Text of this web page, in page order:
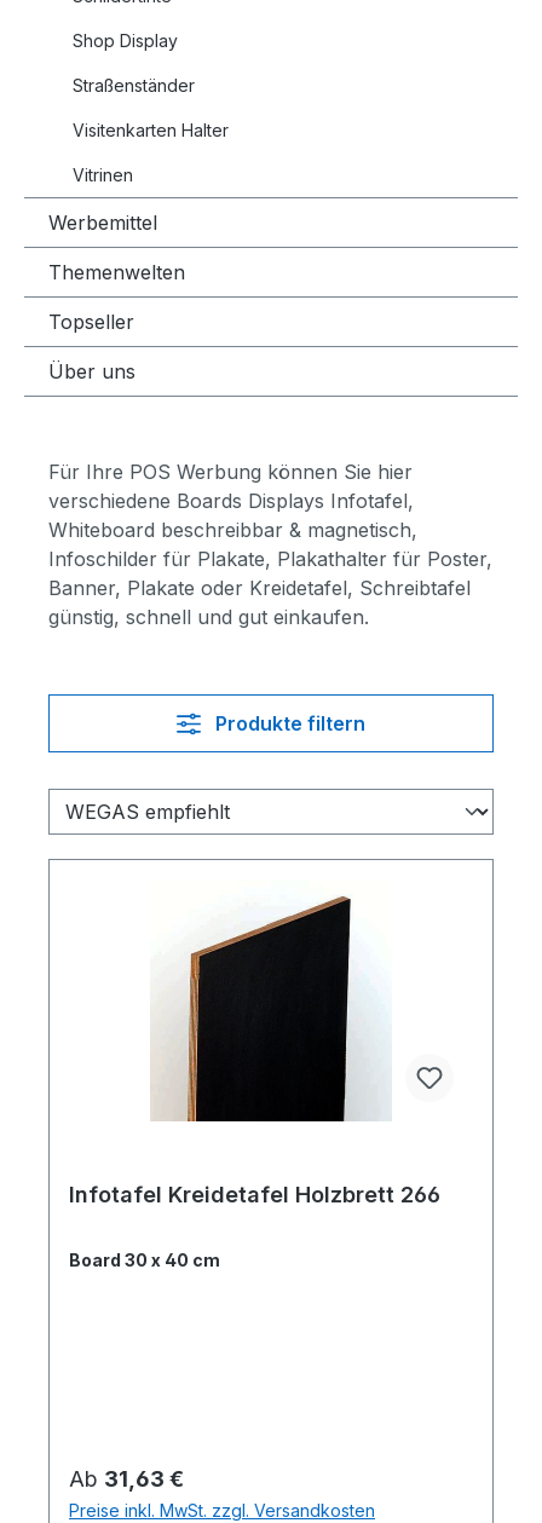
Shop Display
Straßenständer
Visitenkarten Halter
Vitrinen
Werbemittel
Themenwelten
Topseller
Über uns
Für Ihre POS Werbung können Sie hier
verschiedene Boards Displays Infotafel,
Whiteboard beschreibbar & magnetisch,
Infoschilder für Plakate, Plakathalter für Poster,
Banner, Plakate oder Kreidetafel, Schreibtafel
günstig, schnell und gut einkaufen.
Produkte filtern
Infotafel Kreidetafel Holzbrett 266
Board 30 x 40 cm
Regulärer Preis:
Ab 31,63 €
Preise inkl. MwSt. zzgl. Versandkosten